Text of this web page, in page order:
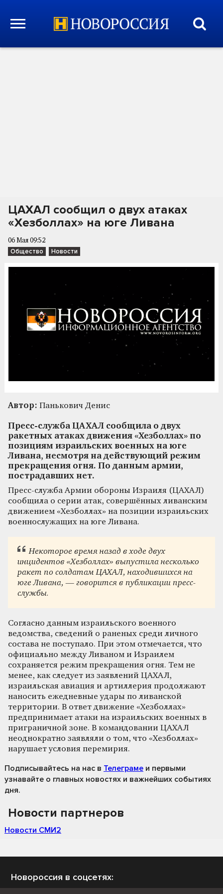
ЦАХАЛ сообщил о двух атаках
«Хезболлах» на юге Ливана
06 Мая 09:52
Общество Новости
Автор: Панькович Денис
Пресс-служба ЦАХАЛ сообщила о двух
ракетных атаках движения «Хезболлах» по
позициям израильских военных на юге
Ливана, несмотря на действующий режим
прекращения огня. По данным армии,
пострадавших нет.
Пресс-служба Армии обороны Израиля (ЦАХАЛ)
сообщила о серии атак, совершённых ливанским
движением «Хезболлах» на позиции израильских
военнослужащих на юге Ливана.
Некоторое время назад в ходе двух
инцидентов «Хезболлах» выпустила несколько
ракет по солдатам ЦАХАЛ, находившихся на
юге Ливана, — говорится в публикации пресс-
службы.
Согласно данным израильского военного
ведомства, сведений о раненых среди личного
состава не поступало. При этом отмечается, что
официально между Ливаном и Израилем
сохраняется режим прекращения огня. Тем не
менее, как следует из заявлений ЦАХАЛ,
израильская авиация и артиллерия продолжают
наносить ежедневные удары по ливанской
территории. В ответ движение «Хезболлах»
предпринимает атаки на израильских военных в
приграничной зоне. В командовании ЦАХАЛ
неоднократно заявляли о том, что «Хезболлах»
нарушает условия перемирия.
Подписывайтесь на нас в Телеграме и первыми
узнавайте о главных новостях и важнейших событиях
дня.
Новости партнеров
Новости СМИ2
Новороссия в соцсетях: